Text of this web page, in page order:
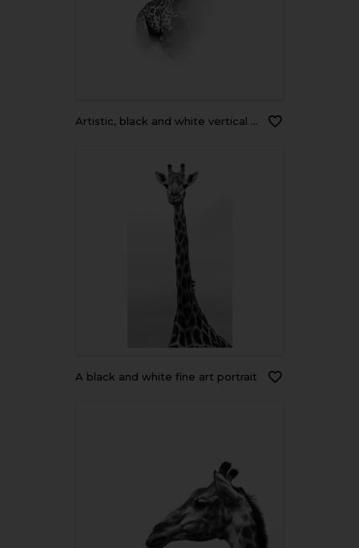
Artistic, black and white vertical photo of Masai Giraffe, Giraffa camelopardalis tippelskirchi with bird flying from its neck, isolated on white background with a touch of environment. Tanzania.
A black and white fine art portrait